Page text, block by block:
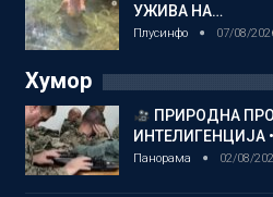
УЖИВА НА…
Плусинфо 07/08/
Хумор
ПРИРОДНА
ИНТЕЛИГЕНЦИЈА
Панорама 02/08/